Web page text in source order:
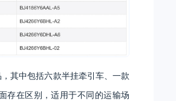
其中包括六款半挂牵引车、一款
存在区别，适用于不同的运输场